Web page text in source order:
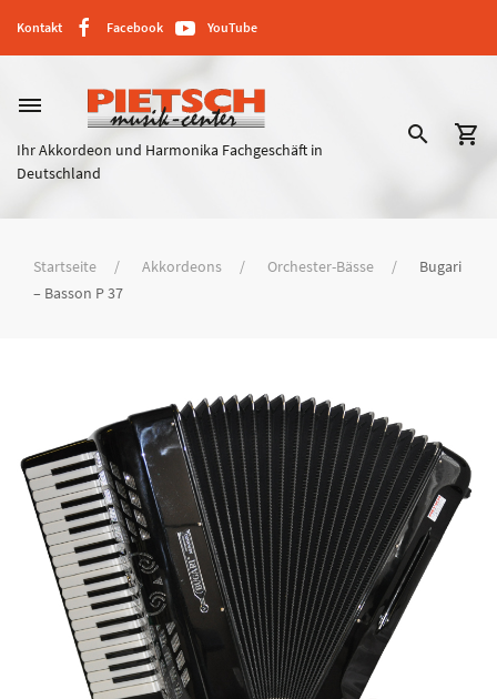
Kontakt Facebook YouTube
dehaze
Ihr Akkordeon und Harmonika Fachgeschäft in
Deutschland
search shopping_cart
Startseite Akkordeons Orchester-Bässe
Bugari
– Basson P 37